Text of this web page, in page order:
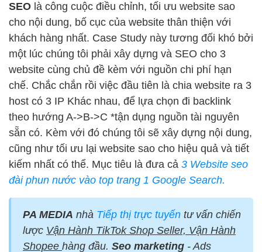
SEO là công cuộc điều chỉnh, tối ưu website sao
cho nội dung, bố cục của website thân thiện với
khách hàng nhất. Case Study này tương đối khó bởi
một lúc chúng tôi phải xây dựng và SEO cho 3
website cùng chủ đề kèm với nguồn chi phí hạn
chế. Chắc chắn rồi việc đầu tiên là chia website ra 3
host có 3 IP Khác nhau, để lựa chọn đi backlink
theo hướng A->B->C *tận dụng nguồn tài nguyên
sẵn có. Kèm với đó chúng tôi sẽ xây dựng nội dung,
cũng như tối ưu lại website sao cho hiệu quả và tiết
kiếm nhất có thể. Mục tiêu là đưa cả 3 Website seo
đài phun nước vào top trang 1 Google Search.
PA MEDIA nhà Tiếp thị trực tuyến tư vấn chiến
lược Vận Hành TikTok Shop Seller, Vận Hành
Shopee hàng đầu. Seo marketing - Ads